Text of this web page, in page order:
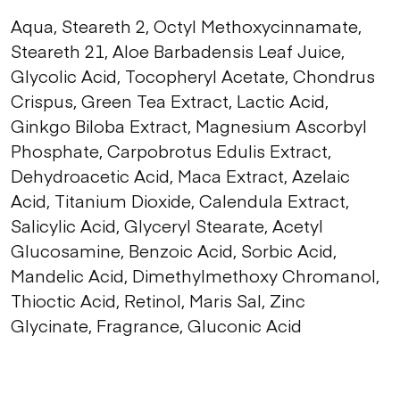
Aqua, Steareth 2, Octyl Methoxycinnamate,
Steareth 21, Aloe Barbadensis Leaf Juice,
Glycolic Acid, Tocopheryl Acetate, Chondrus
Crispus, Green Tea Extract, Lactic Acid,
Ginkgo Biloba Extract, Magnesium Ascorbyl
Phosphate, Carpobrotus Edulis Extract,
Dehydroacetic Acid, Maca Extract, Azelaic
Acid, Titanium Dioxide, Calendula Extract,
Salicylic Acid, Glyceryl Stearate, Acetyl
Glucosamine, Benzoic Acid, Sorbic Acid,
Mandelic Acid, Dimethylmethoxy Chromanol,
Thioctic Acid, Retinol, Maris Sal, Zinc
Glycinate, Fragrance, Gluconic Acid